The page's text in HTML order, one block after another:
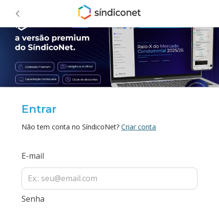
Entrar
Não tem conta no SíndicoNet? Criar conta
E-mail
Senha